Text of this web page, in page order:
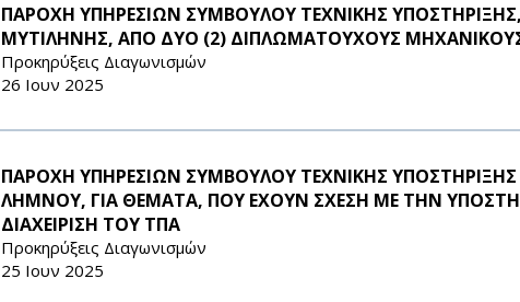
ΠΑΡΟΧΗ ΥΠΗΡΕΣΙΩΝ ΣΥΜΒΟΥΛΟΥ ΤΕΧΝΙΚΗΣ
ΜΥΤΙΛΗΝΗΣ, ΑΠΟ ΔΥΟ (2) ΔΙΠΛΩΜΑΤΟΥΧΟΥΣ
Προκηρύξεις Διαγωνισμών
26 Ιουν 2025
ΠΑΡΟΧΗ ΥΠΗΡΕΣΙΩΝ ΣΥΜΒΟΥΛΟΥ ΤΕΧΝΙΚΗΣ
ΛΗΜΝΟΥ, ΓΙΑ ΘΕΜΑΤΑ, ΠΟΥ ΕΧΟΥΝ ΣΧΕΣΗ ΜΕ ΤΗΝ
ΔΙΑΧΕΙΡΙΣΗ ΤΟΥ ΤΠΑ
Προκηρύξεις Διαγωνισμών
25 Ιουν 2025